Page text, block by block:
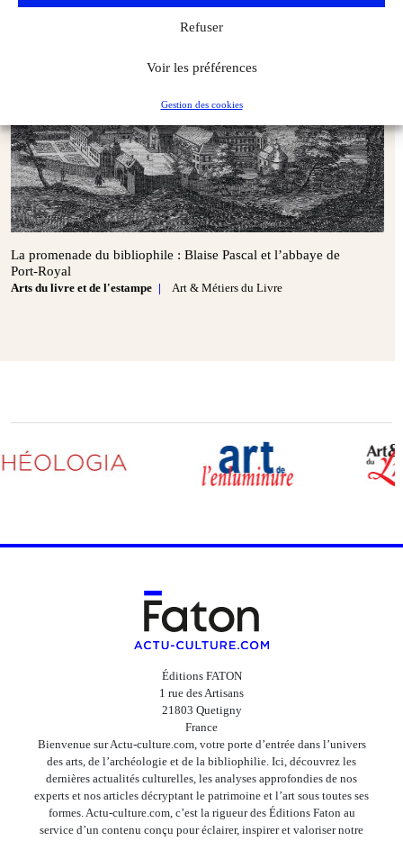
Refuser
Voir les préférences
Gestion des cookies
La promenade du bibliophile : Blaise Pascal et l’abbaye de
Port‑Royal
Arts du livre et de l'estampe Art & Métiers du Livre
Éditions FATON
1 rue des Artisans
21803 Quetigny
France
Bienvenue sur Actu-culture.com, votre porte d’entrée dans l’univers
des arts, de l’archéologie et de la bibliophilie. Ici, découvrez les
dernières actualités culturelles, les analyses approfondies de nos
experts et nos articles décryptant le patrimoine et l’art sous toutes ses
formes. Actu-culture.com, c’est la rigueur des Éditions Faton au
service d’un contenu conçu pour éclairer, inspirer et valoriser notre